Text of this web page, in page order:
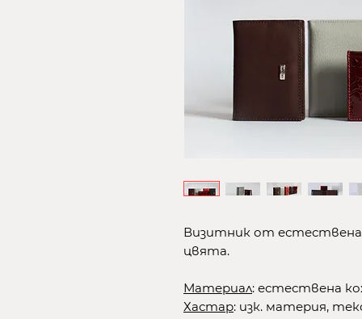
Визитник от естествена
цвята.
Материал: естествена
Хастар: изк. материя,